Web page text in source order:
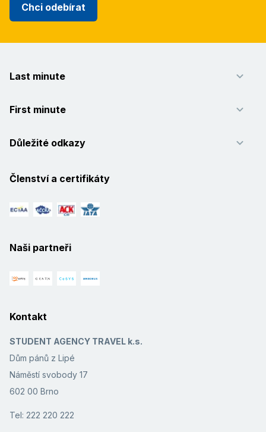
Chci odebírat
Last minute
First minute
Důležité odkazy
Členství a certifikáty
Naši partneři
Kontakt
STUDENT AGENCY TRAVEL k.s.
Dům pánů z Lipé
Náměstí svobody 17
602 00 Brno
Tel: 222 220 222